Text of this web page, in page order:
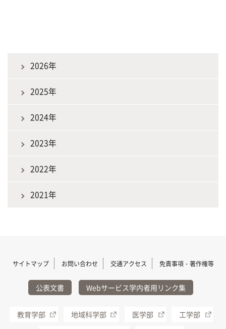
2026年
2025年
2024年
2023年
2022年
2021年
サイトマップ お問い合わせ 交通アクセス 免責事項・著作権等
公表文書 Webサービス学内者用リンク集
教育学部 地域科学部 医学部
工学部